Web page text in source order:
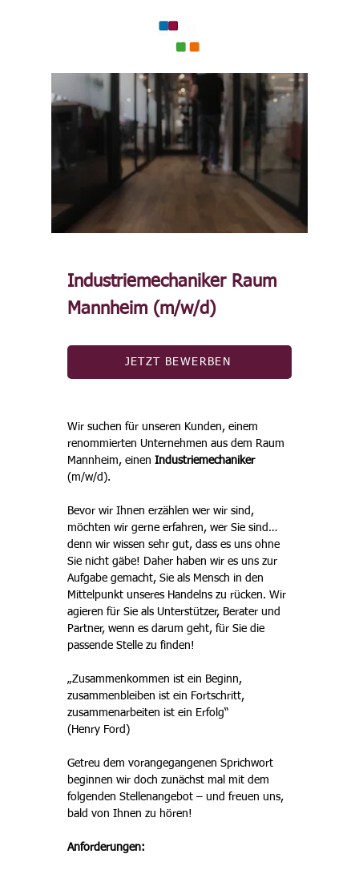
Industriemechaniker Raum
Mannheim (m/w/d)
JETZT BEWERBEN
Wir suchen für unseren Kunden, einem
renommierten Unternehmen aus dem Raum
Mannheim, einen Industriemechaniker
(m/w/d).
Bevor wir Ihnen erzählen wer wir sind,
möchten wir gerne erfahren, wer Sie sind…
denn wir wissen sehr gut, dass es uns ohne
Sie nicht gäbe! Daher haben wir es uns zur
Aufgabe gemacht, Sie als Mensch in den
Mittelpunkt unseres Handelns zu rücken. Wir
agieren für Sie als Unterstützer, Berater und
Partner, wenn es darum geht, für Sie die
passende Stelle zu finden!
„Zusammenkommen ist ein Beginn,
zusammenbleiben ist ein Fortschritt,
zusammenarbeiten ist ein Erfolg“
(Henry Ford)
Getreu dem vorangegangenen Sprichwort
beginnen wir doch zunächst mal mit dem
folgenden Stellenangebot – und freuen uns,
bald von Ihnen zu hören!
Anforderungen: